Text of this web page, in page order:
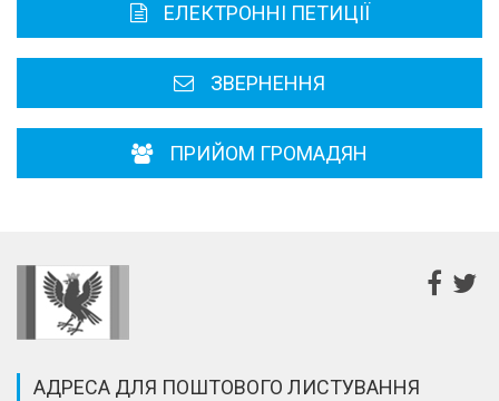
Районні, міські ради
ЕЛЕКТРОННІ ПЕТИЦІЇ
ЗВЕРНЕННЯ
ПРИЙОМ ГРОМАДЯН
АДРЕСА ДЛЯ ПОШТОВОГО ЛИСТУВАННЯ